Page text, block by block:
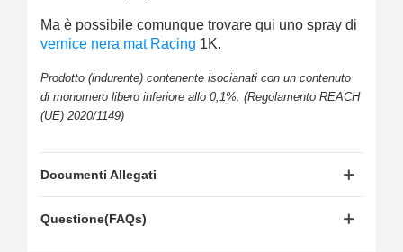
Ma è possibile comunque trovare qui uno spray di
vernice nera mat Racing 1K.
Prodotto (indurente) contenente isocianati con un contenuto
di monomero libero inferiore allo 0,1%. (Regolamento REACH
(UE) 2020/1149)
Documenti Allegati
Questione(FAQs)